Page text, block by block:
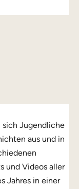
Jugendliche
aus und in
und Videos aller
Jahres in einer